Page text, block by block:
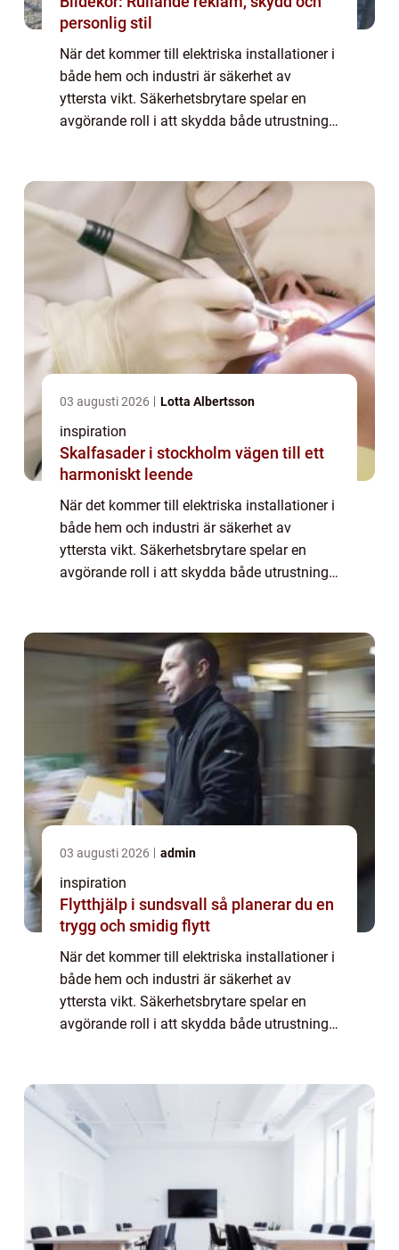
personlig stil
När det kommer till elektriska installationer i
både hem och industri är säkerhet av
yttersta vikt. Säkerhetsbrytare spelar en
avgörande roll i att skydda både utrustning
03 augusti 2026 Lotta Albertsson
inspiration
Skalfasader i stockholm vägen till ett
harmoniskt leende
När det kommer till elektriska installationer i
både hem och industri är säkerhet av
yttersta vikt. Säkerhetsbrytare spelar en
avgörande roll i att skydda både utrustning
03 augusti 2026 admin
inspiration
Flytthjälp i sundsvall så planerar du en
trygg och smidig flytt
När det kommer till elektriska installationer i
både hem och industri är säkerhet av
yttersta vikt. Säkerhetsbrytare spelar en
avgörande roll i att skydda både utrustning